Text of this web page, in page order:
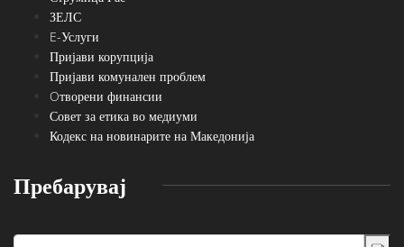
ЗЕЛС
E-Услуги
Пријави корупција
Пријави комунален проблем
Oтворени финансии
Совет за етика во медиуми
Кодекс на новинарите на Македонија
Пребарувај